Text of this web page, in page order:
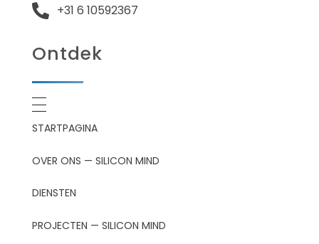
+31 6 10592367
Ontdek
STARTPAGINA
OVER ONS — SILICON MIND
DIENSTEN
PROJECTEN — SILICON MIND